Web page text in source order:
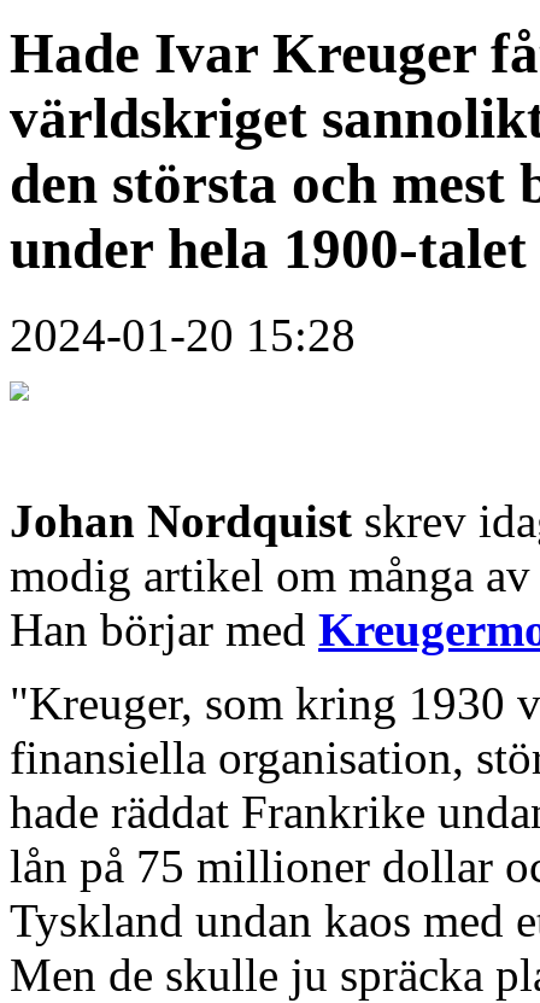
Hade Ivar Kreuger
världskriget
den största och mest
under hela 1900-talet
2024-01-20 15:28
Johan Nordquist skrev
modig artikel om många
Han börjar med
"Kreuger, som kring 1930
finansiella organisation,
hade räddat Frankrike
lån på 75 millioner dollar
Tyskland undan kaos med
Men de skulle ju spräcka